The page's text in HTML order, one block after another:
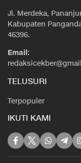
Jl. Merdeka,
Kabupaten
46396.
Email:
TELUSURI
Terpopuler
IKUTI KAMI